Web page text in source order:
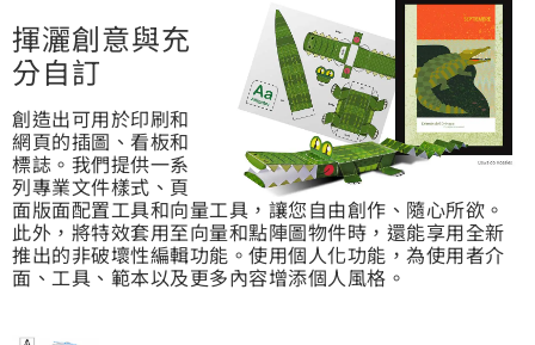
揮灑創意與充
分自訂
創造出可用於印刷和
網頁的插圖、看板和
標誌。我們提供一系
列專業文件樣式、頁
面版面配置工具和向量工具，讓您自由創作、隨心所欲。
此外，將特效套用至向量和點陣圖物件時，還能享用全新
推出的非破壞性編輯功能。使用個人化功能，為使用者介
面、工具、範本以及更多內容增添個人風格。